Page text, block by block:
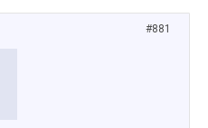
#881